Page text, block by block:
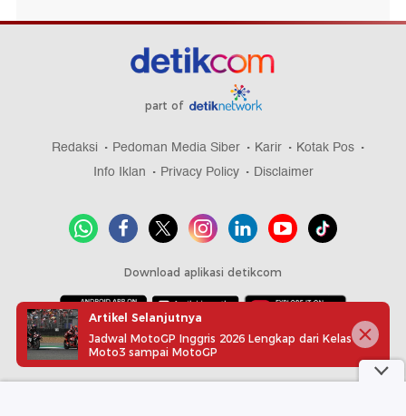
part of
Redaksi Pedoman Media Siber Karir
Kotak Pos
Info Iklan
Privacy Policy Disclaimer
Download aplikasi detikcom
Copyright @ 2026 detikcom, All right reserved
Artikel Selanjutnya
Jadwal MotoGP Inggris 2026 Lengkap dari Kelas
Moto3 sampai MotoGP